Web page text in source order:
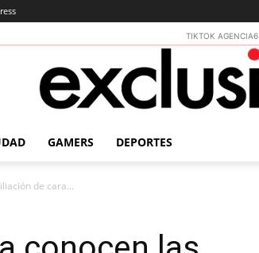
TIKTOK AGENCIA6
GAMERS DEPORTES
de cara...